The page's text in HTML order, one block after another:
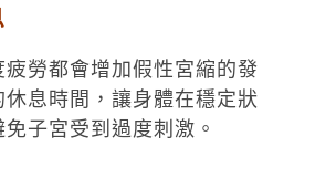
疲勞都會增加假性宮縮的發
息時間，讓身體在穩定狀
子宮受到過度刺激。